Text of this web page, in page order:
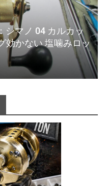
シマノ 04 カルカッ
効かない 塩噛みロッ